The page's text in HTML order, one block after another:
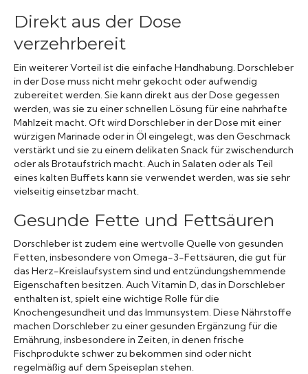
Direkt aus der Dose
verzehrbereit
Ein weiterer Vorteil ist die einfache Handhabung. Dorschleber
in der Dose muss nicht mehr gekocht oder aufwendig
zubereitet werden. Sie kann direkt aus der Dose gegessen
werden, was sie zu einer schnellen Lösung für eine nahrhafte
Mahlzeit macht. Oft wird Dorschleber in der Dose mit einer
würzigen Marinade oder in Öl eingelegt, was den Geschmack
verstärkt und sie zu einem delikaten Snack für zwischendurch
oder als Brotaufstrich macht. Auch in Salaten oder als Teil
eines kalten Buffets kann sie verwendet werden, was sie sehr
vielseitig einsetzbar macht.
Gesunde Fette und Fettsäuren
Dorschleber ist zudem eine wertvolle Quelle von gesunden
Fetten, insbesondere von Omega-3-Fettsäuren, die gut für
das Herz-Kreislaufsystem sind und entzündungshemmende
Eigenschaften besitzen. Auch Vitamin D, das in Dorschleber
enthalten ist, spielt eine wichtige Rolle für die
Knochengesundheit und das Immunsystem. Diese Nährstoffe
machen Dorschleber zu einer gesunden Ergänzung für die
Ernährung, insbesondere in Zeiten, in denen frische
Fischprodukte schwer zu bekommen sind oder nicht
regelmäßig auf dem Speiseplan stehen.